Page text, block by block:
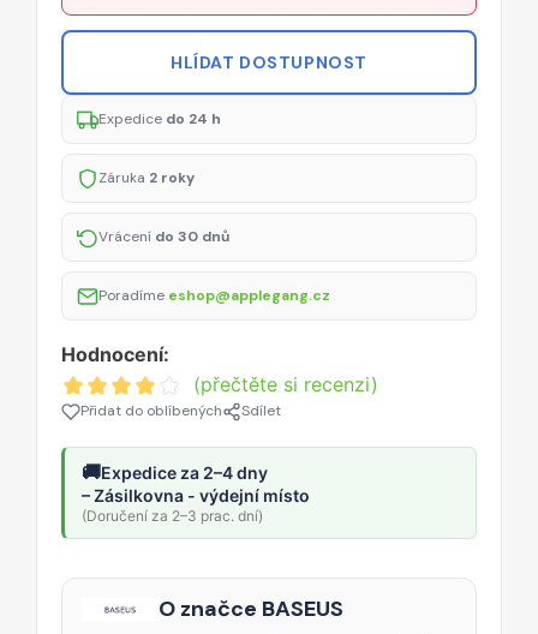
HLÍDAT DOSTUPNOST
Expedice do 24 h
Záruka 2 roky
Vrácení do 30 dnů
Poradíme eshop@applegang.cz
Hodnocení:
(přečtěte si recenzi)
Přidat do oblíbených Sdílet
🚚Expedice za 2–4 dny
– Zásilkovna - výdejní místo
(Doručení za 2–3 prac. dní)
O značce BASEUS